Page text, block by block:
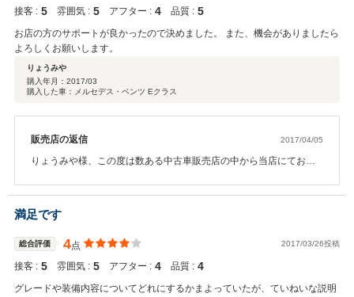
接客 : 5 雰囲気 : 5 アフター : 4 品質 : 5
お店の方のサポートが良かったので決めました。 また、機会がありましたら
よろしくお願いします。
りょうみや
購入年月： 2017/03
購入した車：メルセデス・ベンツ Eクラス
販売店の返信 2017/04/05
りょうみや様、この度は数ある中古車販売店の中から当店にてお車
様はご遠方となられますが、出張中にお時間をおつくり頂きご来店
頂けまして誠に有難う御座います。りょうみや様はお住まいが当店
とは距離が御座いますが、今後も何か御座いましたらお気軽に当店
までご相談下さい。これからも末長いお付き合いの程宜しくお願い
します。
満足です
総合評価 4点 2017/03/26投稿
接客 : 5 雰囲気 : 5 アフター : 4 品質 : 4
グレードや装備内容についてどれにするかまよっていたが、ていねいな説明